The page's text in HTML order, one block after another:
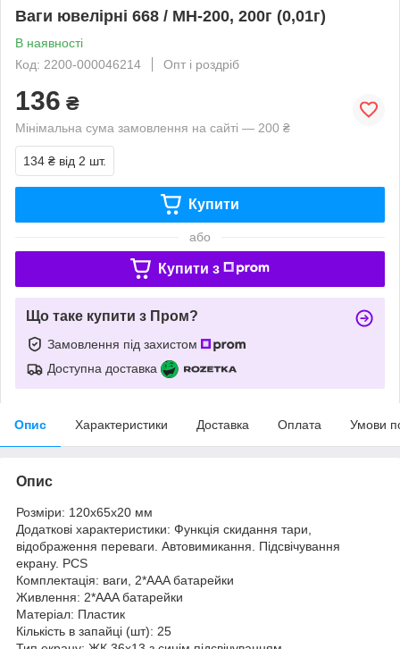
Ваги ювелірні 668 / MH-200, 200г (0,01г)
В наявності
Код: 2200-000046214
Опт і роздріб
136 ₴
Мінімальна сума замовлення на сайті — 200 ₴
134 ₴ від 2 шт.
Купити
або
Купити з
Що таке купити з Пром?
Замовлення під захистом
Доступна доставка
Опис Характеристики Доставка Оплата Умови
Опис
Розміри: 120х65х20 мм
Додаткові характеристики: Функція скидання тари,
відображення переваги. Автовимикання. Підсвічування
екрану. PCS
Комплектація: ваги, 2*AAA батарейки
Живлення: 2*AAA батарейки
Матеріал: Пластик
Кількість в запайці (шт): 25